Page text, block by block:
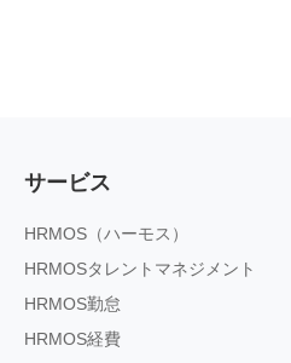
サービス
HRMOS（ハーモス）
HRMOSタレントマネジメント
HRMOS勤怠
HRMOS経費